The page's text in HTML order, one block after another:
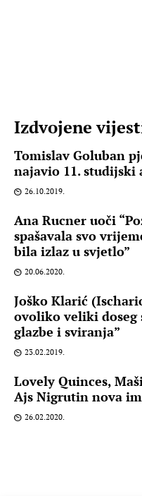
Izdvojene
Tomislav Goluban
najavio 11. studijski
26.10.2019.
Ana Rucner uoči
spašavala svo
bila izlaz u svjetlo”
20.06.2020.
Joško Klarić
ovoliko veliki doseg
glazbe i sviranja”
23.02.2019.
Lovely Quinces,
Ajs Nigrutin nova
26.02.2020.